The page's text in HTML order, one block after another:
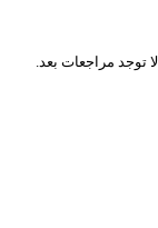
لا توجد مراجعات بعد.